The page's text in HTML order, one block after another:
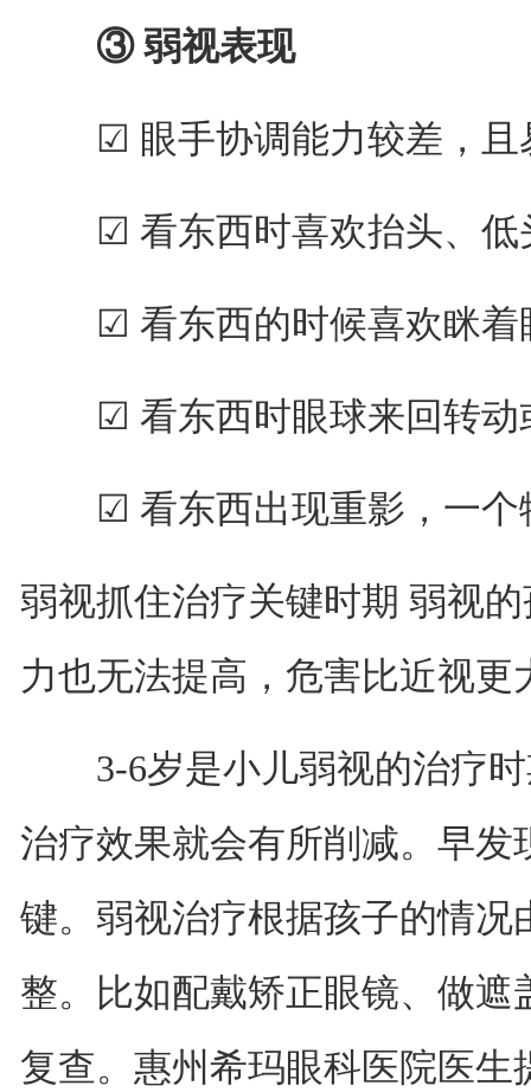
③ 弱视表现
☑ 眼手协调能力较差，且
☑ 看东西时喜欢抬头、低
☑ 看东西的时候喜欢眯着
☑ 看东西时眼球来回转动
☑ 看东西出现重影，一个
弱视抓住治疗关键时期 弱视
力也无法提高，危害比近视更
3-6岁是小儿弱视的治疗时
治疗效果就会有所削减。早
键。弱视治疗根据孩子的情况
整。比如配戴矫正眼镜、做
复查。惠州希玛眼科医院医